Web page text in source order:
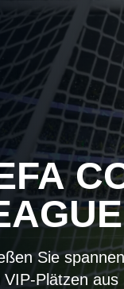
Sie
VIP-Plätzen aus